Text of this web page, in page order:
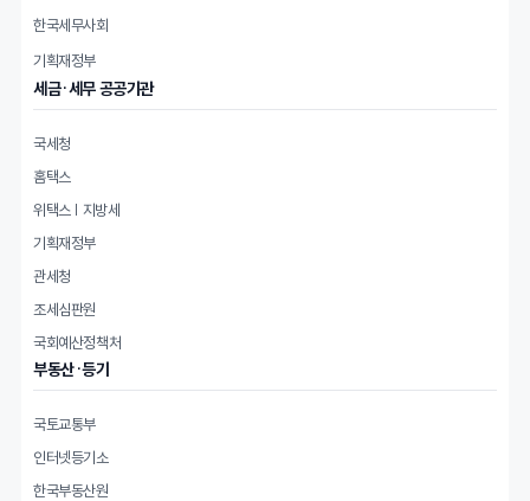
한국세무사회
기획재정부
세금·세무 공공기관
국세청
홈택스
위택스 | 지방세
기획재정부
관세청
조세심판원
국회예산정책처
부동산·등기
국토교통부
인터넷등기소
한국부동산원